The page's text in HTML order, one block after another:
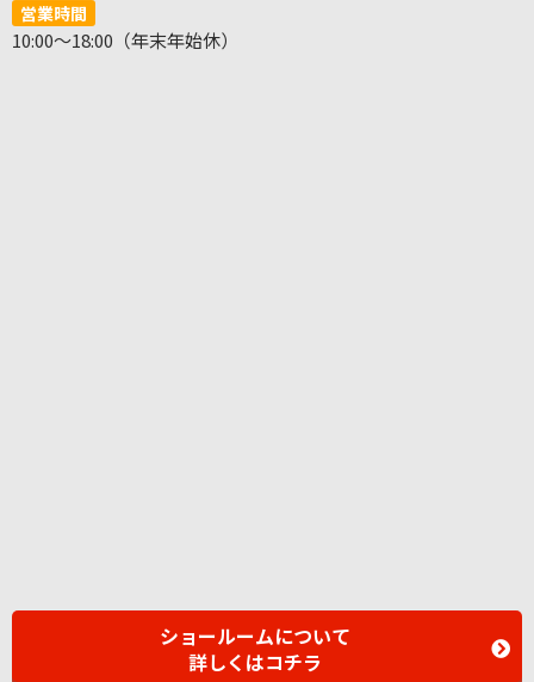
営業時間
10:00～18:00（年末年始休）
ショールームについて
詳しくはコチラ